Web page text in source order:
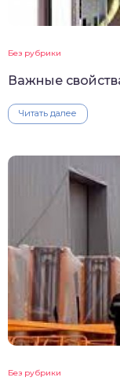
Без рубрики
Важные
Читать далее
Без рубрики